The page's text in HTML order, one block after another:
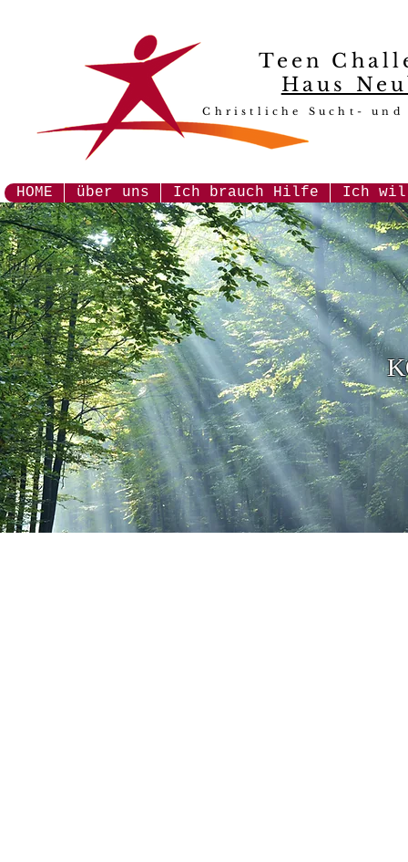
Teen
Haus
Christliche Sucht-
HOME über uns Ich brauch Hilfe Ich